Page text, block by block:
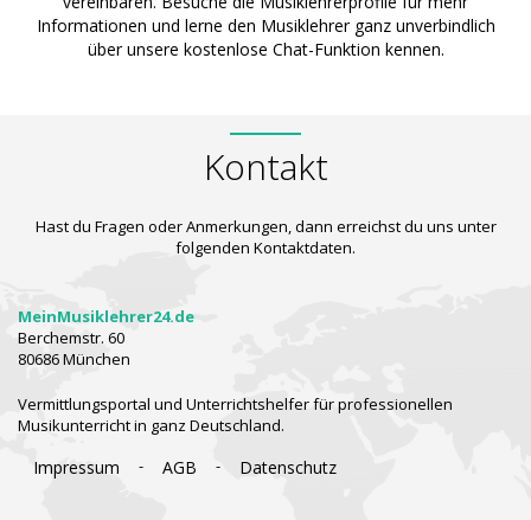
Informationen und lerne den Musiklehrer ganz unverbindlich
über unsere kostenlose Chat-Funktion kennen.
Kontakt
Hast du Fragen oder Anmerkungen, dann erreichst du uns unter
folgenden Kontaktdaten.
MeinMusiklehrer24.de
Berchemstr. 60
80686 München
Vermittlungsportal und Unterrichtshelfer für professionellen
Musikunterricht in ganz Deutschland.
Impressum - AGB - Datenschutz